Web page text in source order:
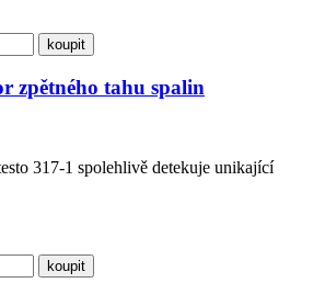
koupit
zpětného tahu spalin
317-1 spolehlivě detekuje unikající
koupit